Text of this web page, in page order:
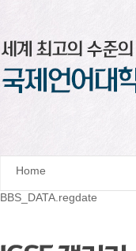
Home
BBS_DATA.regdate